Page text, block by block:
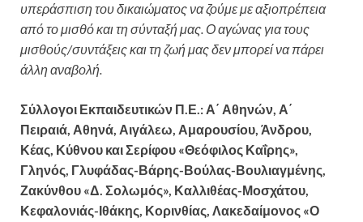
υπεράσπιση του δικαιώματος να ζούμε με αξιοπρέπεια
από το μισθό και τη σύνταξή μας. Ο αγώνας για τους
μισθούς/συντάξεις και τη ζωή μας δεν μπορεί να πάρει
άλλη αναβολή.
Σύλλογοι Εκπαιδευτικών Π.Ε.: Α΄ Αθηνών, Α΄
Πειραιά, Αθηνά, Αιγάλεω, Αμαρουσίου, Άνδρου,
Κέας, Κύθνου και Σερίφου «Θεόφιλος Καΐρης»,
Γληνός, Γλυφάδας-Βάρης-Βούλας-Βουλιαγμένης,
Ζακύνθου «Δ. Σολωμός», Καλλιθέας-Μοσχάτου,
Κεφαλονιάς-Ιθάκης, Κορινθίας, Λακεδαίμονος «Ο